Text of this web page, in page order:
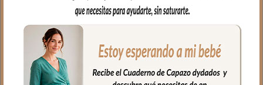
en piqué de algodón o en pelo corto liso.
Con un relleno de micro fibra hueca para
mayor confort del bebé y muy buena
transpirabilidad. Por el revés un tejido
rejilla 3D para una mejor ventilación.